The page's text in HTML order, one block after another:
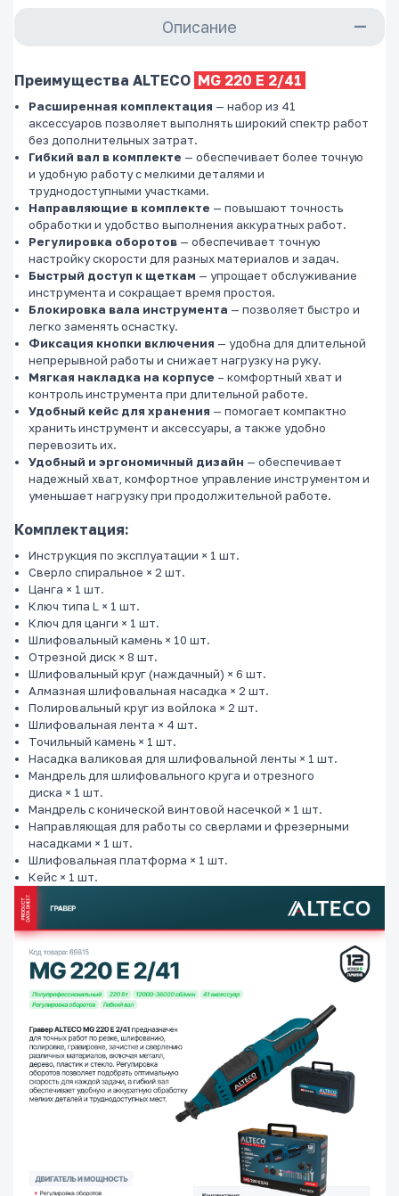
Описание
Преимущества ALTECO MG 220 E 2/41
Расширенная комплектация — набор из 41
аксессуаров позволяет выполнять широкий спектр работ
без дополнительных затрат.
Гибкий вал в комплекте — обеспечивает более точную
и удобную работу с мелкими деталями и
труднодоступными участками.
Направляющие в комплекте — повышают точность
обработки и удобство выполнения аккуратных работ.
Регулировка оборотов — обеспечивает точную
настройку скорости для разных материалов и задач.
Быстрый доступ к щеткам — упрощает обслуживание
инструмента и сокращает время простоя.
Блокировка вала инструмента — позволяет быстро и
легко заменять оснастку.
Фиксация кнопки включения — удобна для длительной
непрерывной работы и снижает нагрузку на руку.
Мягкая накладка на корпусе – комфортный хват и
контроль инструмента при длительной работе.
Удобный кейс для хранения — помогает компактно
хранить инструмент и аксессуары, а также удобно
перевозить их.
Удобный и эргономичный дизайн — обеспечивает
надежный хват, комфортное управление инструментом и
уменьшает нагрузку при продолжительной работе.
Комплектация:
Инструкция по эксплуатации × 1 шт.
Сверло спиральное × 2 шт.
Цанга × 1 шт.
Ключ типа L × 1 шт.
Ключ для цанги × 1 шт.
Шлифовальный камень × 10 шт.
Отрезной диск × 8 шт.
Шлифовальный круг (наждачный) × 6 шт.
Алмазная шлифовальная насадка × 2 шт.
Полировальный круг из войлока × 2 шт.
Шлифовальная лента × 4 шт.
Точильный камень × 1 шт.
Насадка валиковая для шлифовальной ленты × 1 шт.
Мандрель для шлифовального круга и отрезного
диска × 1 шт.
Мандрель с конической винтовой насечкой × 1 шт.
Направляющая для работы со сверлами и фрезерными
насадками × 1 шт.
Шлифовальная платформа × 1 шт.
Кейс × 1 шт.